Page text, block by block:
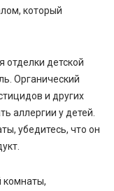
который
детской
Органический
и других
аллергии у детей.
убедитесь, что он
комнаты,